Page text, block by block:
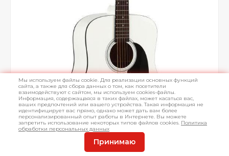
Мы используем файлы cookie. Для реализации основных функций
сайта, а также для сбора данных о том, как посетители
взаимодействуют с сайтом, мы используем cookies-файлы.
Информация, содержащаяся в таких файлах, может касаться вас,
ваших предпочтений или вашего устройства. Такая информация не
идентифицирует вас прямо, однако может дать вам более
персонализированный опыт работы в Интернете. Вы можете
запретить использование некоторых типов файлов cookies. Политика
обработки персональных данных
Принимаю